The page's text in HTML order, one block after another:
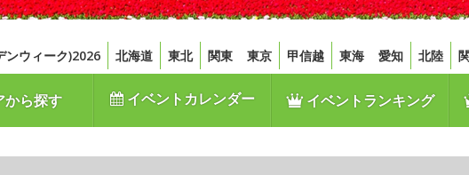
ンウィーク)2026 北海道 東北 関東 東京 甲信越 東海 愛知 北陸
から探す イベントカレンダー イベントランキング